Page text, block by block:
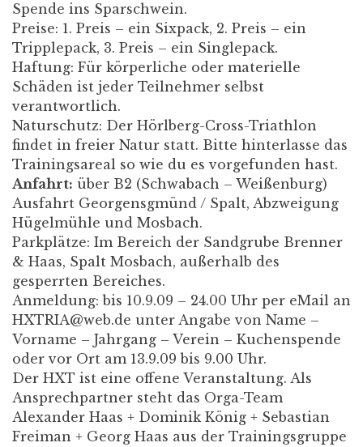
Spende ins Sparschwein.
Preise: 1. Preis – ein Sixpack, 2. Preis – ein
Tripplepack, 3. Preis – ein Singlepack.
Haftung: Für körperliche oder materielle
Schäden ist jeder Teilnehmer selbst
verantwortlich.
Naturschutz: Der Hörlberg-Cross-Triathlon
findet in freier Natur statt. Bitte hinterlasse das
Trainingsareal so wie du es vorgefunden hast.
Anfahrt: über B2 (Schwabach – Weißenburg)
Ausfahrt Georgensgmünd / Spalt, Abzweigung
Hügelmühle und Mosbach.
Parkplätze: Im Bereich der Sandgrube Brenner
& Haas, Spalt Mosbach, außerhalb des
gesperrten Bereiches.
Anmeldung: bis 10.9.09 – 24.00 Uhr per eMail an
HXTRIA@web.de unter Angabe von Name –
Vorname – Jahrgang – Verein – Kuchenspende
oder vor Ort am 13.9.09 bis 9.00 Uhr.
Der HXT ist eine offene Veranstaltung. Als
Ansprechpartner steht das Orga-Team
Alexander Haas + Dominik König + Sebastian
Freiman + Georg Haas aus der Trainingsgruppe